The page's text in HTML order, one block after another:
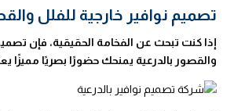
تصميم نوافير خارجية للفلل
إذا كنت تبحث عن الفخامة الحقيقية، فإن
والقصور بالدرعية يمنحك حضورًا بصريًا مميزًا